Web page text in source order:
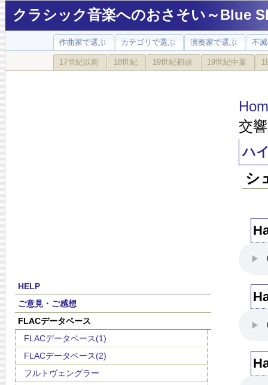
クラシック音楽へのおさそい～Blue
作曲家で選ぶ カテゴリで選ぶ 演奏家で選ぶ 不
17世紀以前 18世紀 19世紀初頭 19世紀中葉
HELP
ご意見・ご感想
FLACデータベース
FLACデータベース(1)
FLACデータベース(2)
フルトヴェングラー
交
ハ
シ